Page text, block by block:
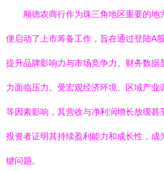
顺德农商行作为珠三角地区重要的地
便启动了上市筹备工作，旨在通过登陆A
提升品牌影响力与市场竞争力。财务数据
力面临压力。受宏观经济环境、区域产业
等因素影响，其营收与净利润增长放缓甚
投资者证明其持续盈利能力和成长性，成
键问题。